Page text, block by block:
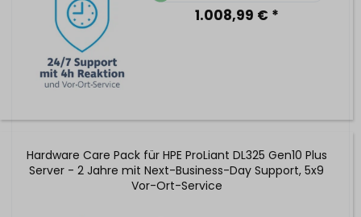
1.008,99 € *
Hardware Care Pack für HPE ProLiant DL325 Gen10 Plus
Server - 2 Jahre mit Next-Business-Day Support, 5x9
Vor-Ort-Service